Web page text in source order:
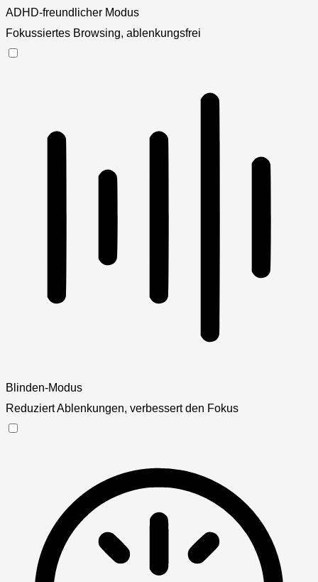
ADHD-freundlicher Modus
Fokussiertes Browsing, ablenkungsfrei
Blinden-Modus
Reduziert Ablenkungen, verbessert den Fokus